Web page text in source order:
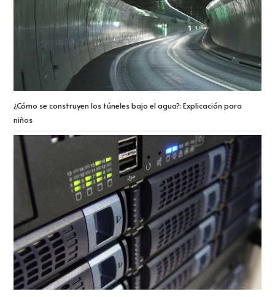
¿Cómo se construyen los túneles bajo el agua?: Explicación para
niños